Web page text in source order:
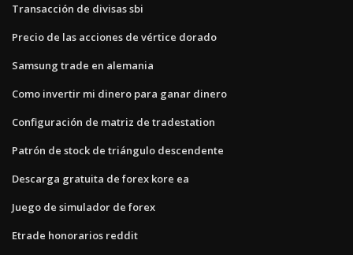
Transacción de divisas sbi
Precio de las acciones de vértice dorado
Samsung trade en alemania
Como invertir mi dinero para ganar dinero
Configuración de matriz de tradestation
Patrón de stock de triángulo descendente
Descarga gratuita de forex kore ea
Juego de simulador de forex
Etrade honorarios reddit